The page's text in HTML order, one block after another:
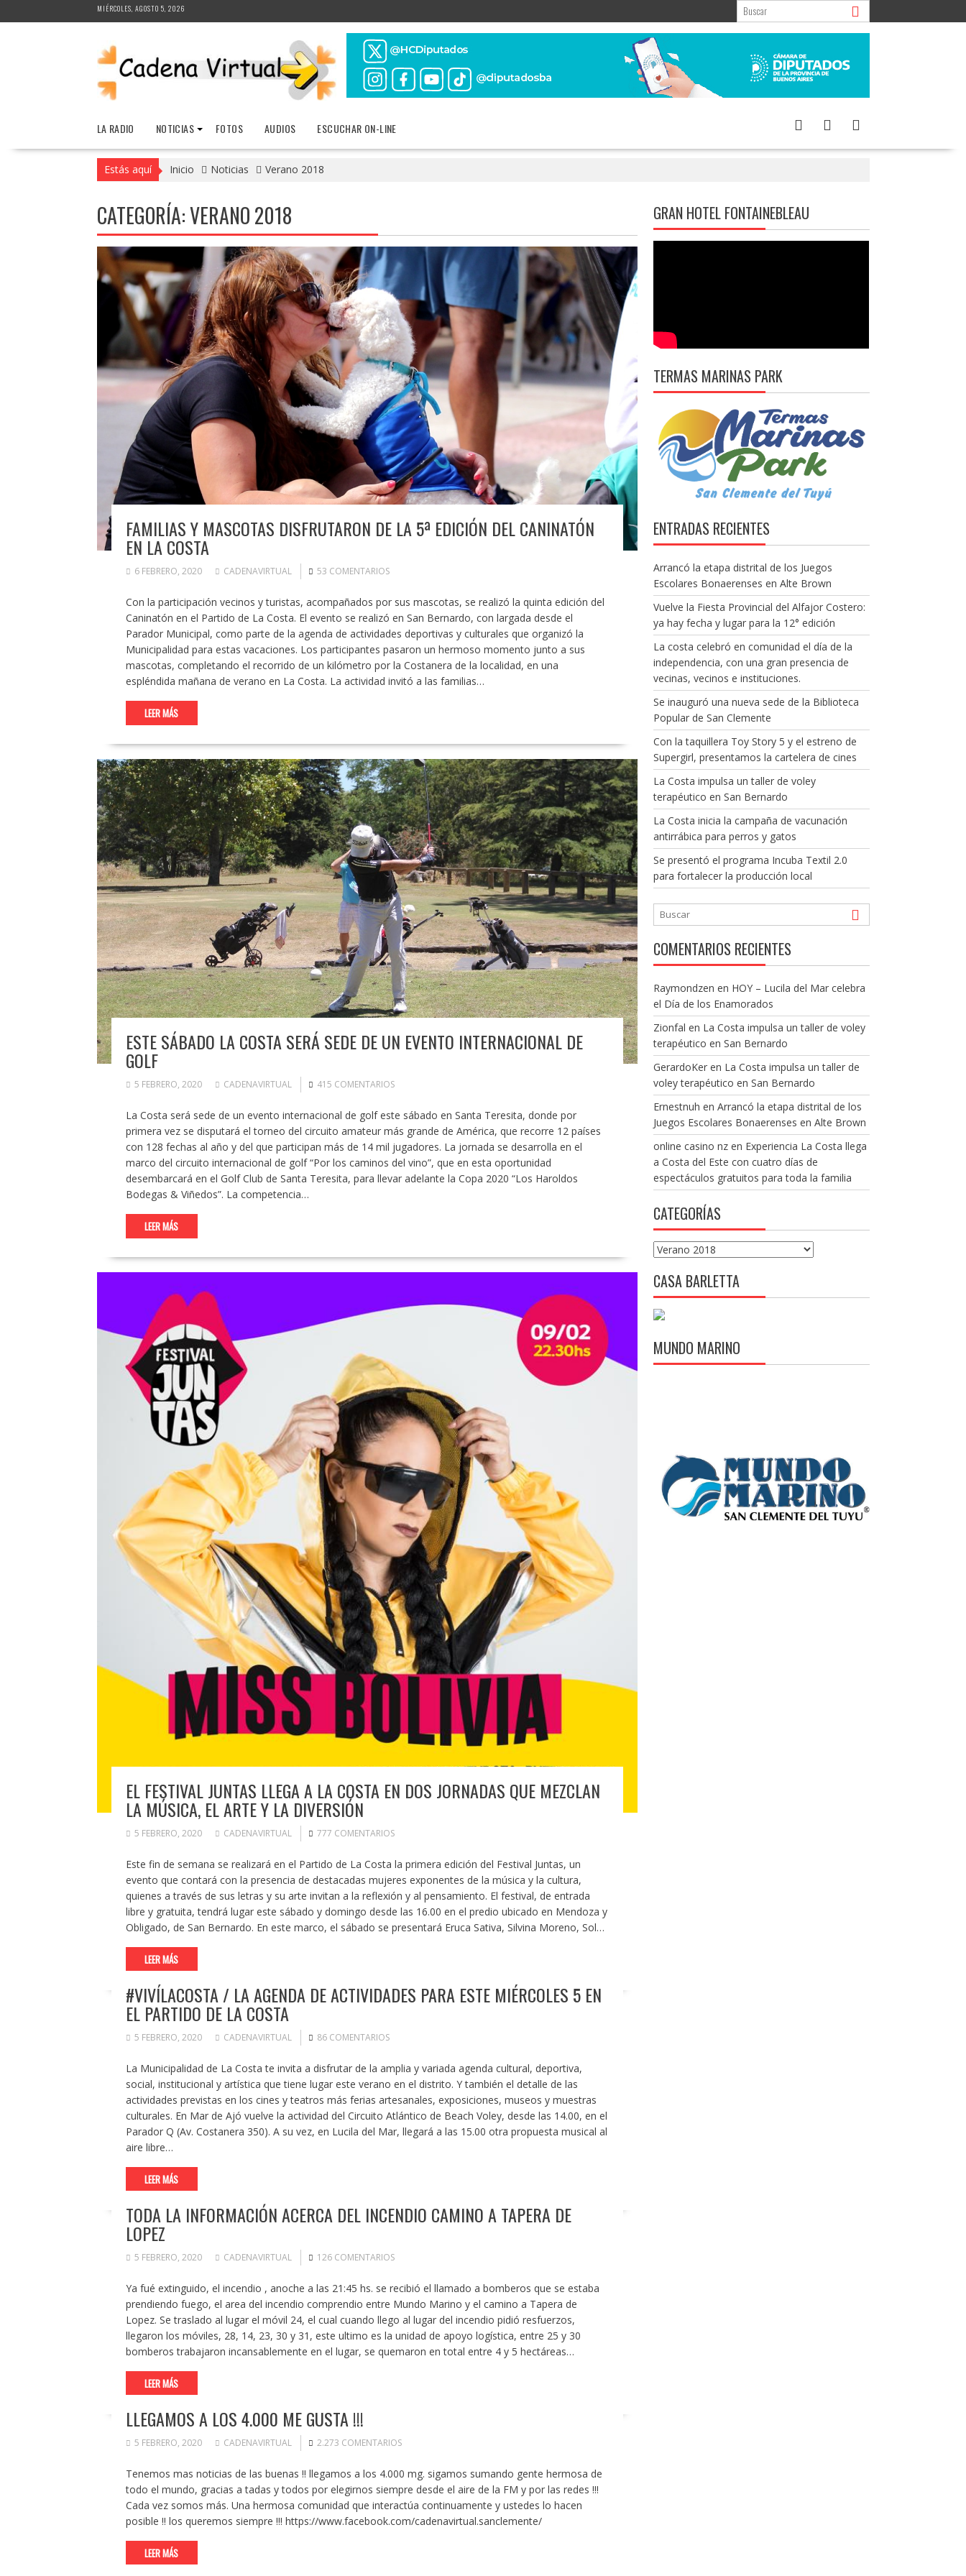
al
MIÉRCOLES, AGOSTO 5, 2026
LA RADIO NOTICIAS FOTOS AUDIOS ESCUCHAR ON-LINE
Estás aquí Inicio Noticias Verano 2018
CATEGORÍA:VERANO 2018
FAMILIAS Y MASCOTAS DISFRUTARON DE LA 5ª EDICIÓN DEL CANINATÓN
EN LA COSTA
6 FEBRERO, 2020 CADENAVIRTUAL 53 COMENTARIOS
Con la participación vecinos y turistas, acompañados por sus mascotas, se realizó la quinta edición del
Caninatón en el Partido de La Costa. El evento se realizó en San Bernardo, con largada desde el
Parador Municipal, como parte de la agenda de actividades deportivas y culturales que organizó la
Municipalidad para estas vacaciones. Los participantes pasaron un hermoso momento junto a sus
mascotas, completando el recorrido de un kilómetro por la Costanera de la localidad, en una
espléndida mañana de verano en La Costa. La actividad invitó a las familias…
LEER MÁS
ESTE SÁBADO LA COSTA SERÁ SEDE DE UN EVENTO INTERNACIONAL DE
GOLF
5 FEBRERO, 2020 CADENAVIRTUAL 415 COMENTARIOS
La Costa será sede de un evento internacional de golf este sábado en Santa Teresita, donde por
primera vez se disputará el torneo del circuito amateur más grande de América, que recorre 12 países
con 128 fechas al año y del que participan más de 14 mil jugadores. La jornada se desarrolla en el
marco del circuito internacional de golf “Por los caminos del vino”, que en esta oportunidad
desembarcará en el Golf Club de Santa Teresita, para llevar adelante la Copa 2020 “Los Haroldos
Bodegas & Viñedos”. La competencia…
LEER MÁS
EL FESTIVAL JUNTAS LLEGA A LA COSTA EN DOS JORNADAS QUE MEZCLAN
LA MÚSICA, EL ARTE Y LA DIVERSIÓN
5 FEBRERO, 2020 CADENAVIRTUAL 777 COMENTARIOS
Este fin de semana se realizará en el Partido de La Costa la primera edición del Festival Juntas, un
evento que contará con la presencia de destacadas mujeres exponentes de la música y la cultura,
quienes a través de sus letras y su arte invitan a la reflexión y al pensamiento. El festival, de entrada
libre y gratuita, tendrá lugar este sábado y domingo desde las 16.00 en el predio ubicado en Mendoza y
Obligado, de San Bernardo. En este marco, el sábado se presentará Eruca Sativa, Silvina Moreno, Sol…
LEER MÁS
#VIVÍLACOSTA / LA AGENDA DE ACTIVIDADES PARA ESTE MIÉRCOLES 5 EN
EL PARTIDO DE LA COSTA
5 FEBRERO, 2020 CADENAVIRTUAL 86 COMENTARIOS
La Municipalidad de La Costa te invita a disfrutar de la amplia y variada agenda cultural, deportiva,
social, institucional y artística que tiene lugar este verano en el distrito. Y también el detalle de las
actividades previstas en los cines y teatros más ferias artesanales, exposiciones, museos y muestras
culturales. En Mar de Ajó vuelve la actividad del Circuito Atlántico de Beach Voley, desde las 14.00, en el
Parador Q (Av. Costanera 350). A su vez, en Lucila del Mar, llegará a las 15.00 otra propuesta musical al
aire libre…
LEER MÁS
TODA LA INFORMACIÓN ACERCA DEL INCENDIO CAMINO A TAPERA DE
LOPEZ
5 FEBRERO, 2020 CADENAVIRTUAL 126 COMENTARIOS
Ya fué extinguido, el incendio , anoche a las 21:45 hs. se recibió el llamado a bomberos que se estaba
prendiendo fuego, el area del incendio comprendio entre Mundo Marino y el camino a Tapera de
Lopez. Se traslado al lugar el móvil 24, el cual cuando llego al lugar del incendio pidió resfuerzos,
llegaron los móviles, 28, 14, 23, 30 y 31, este ultimo es la unidad de apoyo logística, entre 25 y 30
bomberos trabajaron incansablemente en el lugar, se quemaron en total entre 4 y 5 hectáreas…
LEER MÁS
LLEGAMOS A LOS 4.000 ME GUSTA !!!
5 FEBRERO, 2020 CADENAVIRTUAL 2.273 COMENTARIOS
Tenemos mas noticias de las buenas !! llegamos a los 4.000 mg. sigamos sumando gente hermosa de
todo el mundo, gracias a tadas y todos por elegirnos siempre desde el aire de la FM y por las redes !!!
Cada vez somos más. Una hermosa comunidad que interactúa continuamente y ustedes lo hacen
posible !! los queremos siempre !!! https://www.facebook.com/cadenavirtual.sanclemente/
LEER MÁS
GRAN HOTEL FONTAINEBLEAU
TERMAS MARINAS PARK
ENTRADAS RECIENTES
Arrancó la etapa distrital de los Juegos
Escolares Bonaerenses en Alte Brown
Vuelve la Fiesta Provincial del Alfajor Costero:
ya hay fecha y lugar para la 12° edición
La costa celebró en comunidad el día de la
independencia, con una gran presencia de
vecinas, vecinos e instituciones.
Se inauguró una nueva sede de la Biblioteca
Popular de San Clemente
Con la taquillera Toy Story 5 y el estreno de
Supergirl, presentamos la cartelera de cines
La Costa impulsa un taller de voley
terapéutico en San Bernardo
La Costa inicia la campaña de vacunación
antirrábica para perros y gatos
Se presentó el programa Incuba Textil 2.0
para fortalecer la producción local
COMENTARIOS RECIENTES
Raymondzen en HOY – Lucila del Mar celebra
el Día de los Enamorados
Zionfal en La Costa impulsa un taller de voley
terapéutico en San Bernardo
GerardoKeren La Costa impulsa un taller de
voley terapéutico en San Bernardo
Ernestnuh en Arrancó la etapa distrital de los
Juegos Escolares Bonaerenses en Alte Brown
online casino nzen Experiencia La Costa llega
a Costa del Este con cuatro días de
espectáculos gratuitos para toda la familia
CATEGORÍAS
Categorías
CASA BARLETTA
MUNDO MARINO